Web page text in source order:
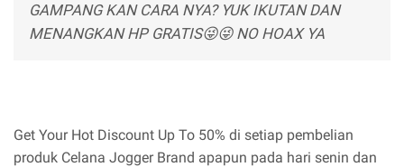
GAMPANG KAN CARA NYA? YUK IKUTAN DAN
MENANGKAN HP GRATIS😜😜 NO HOAX YA
Get Your Hot Discount Up To 50% di setiap pembelian
produk Celana Jogger Brand apapun pada hari senin dan